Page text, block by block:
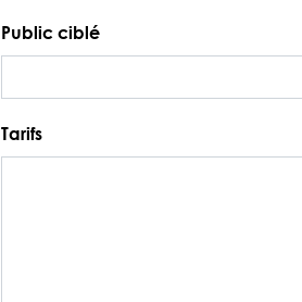
Public ciblé
Tarifs